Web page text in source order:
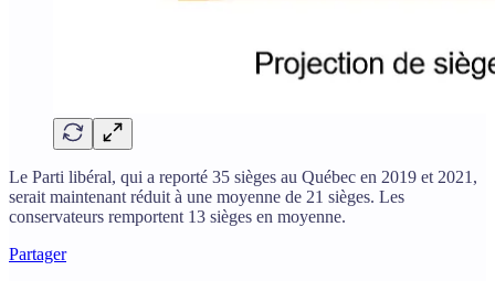
Le Parti libéral, qui a reporté 35 sièges au Québec en 2019 et 2021,
serait maintenant réduit à une moyenne de 21 sièges. Les
conservateurs remportent 13 sièges en moyenne.
Partager